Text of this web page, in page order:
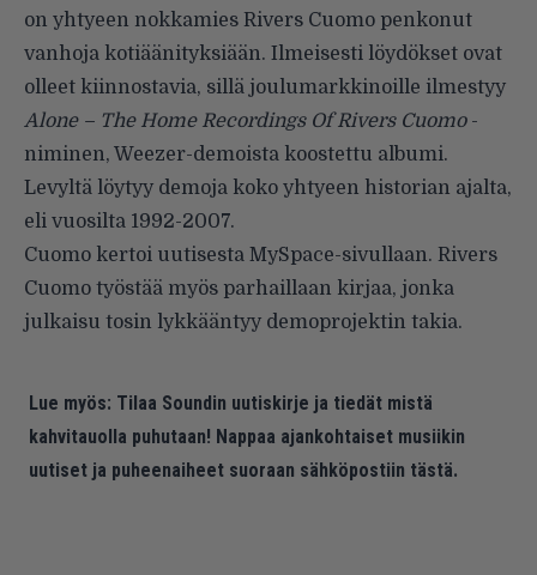
on yhtyeen nokkamies Rivers Cuomo penkonut
vanhoja kotiäänityksiään. Ilmeisesti löydökset ovat
olleet kiinnostavia, sillä joulumarkkinoille ilmestyy
Alone – The Home Recordings Of Rivers Cuomo-
niminen, Weezer-demoista koostettu albumi.
Levyltä löytyy demoja koko yhtyeen historian ajalta,
eli vuosilta 1992-2007.
Cuomo kertoi uutisesta MySpace-sivullaan. Rivers
Cuomo työstää myös parhaillaan kirjaa, jonka
julkaisu tosin lykkääntyy demoprojektin takia.
Lue myös: Tilaa Soundin uutiskirje ja tiedät mistä
kahvitauolla puhutaan! Nappaa ajankohtaiset musiikin
uutiset ja puheenaiheet suoraan sähköpostiin tästä.